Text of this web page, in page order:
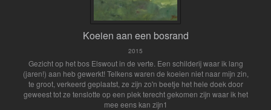
Koeien aan een bosrand
2015
Gezicht op het bos Elswout in de verte. Een schilderij waar ik lang
(jaren!) aan heb gewerkt! Telkens waren de koeien niet naar mijn zin,
te groot, verkeerd geplaatst, ze zijn zo'n beetje het hele doek door
geweest tot ze tenslotte op een plek terecht gekomen zijn waar ik het
mee eens kan zijn1